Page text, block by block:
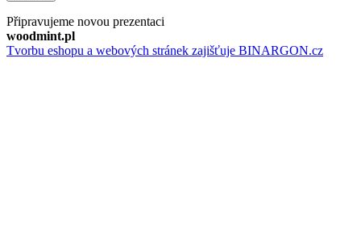
Připravujeme novou prezentaci
woodmint.pl
Tvorbu eshopu a webových stránek zajišťuje BINARGON.cz